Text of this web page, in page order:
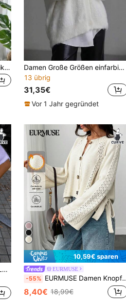
2025 Europäischer und amerikanischer Stil Frühling/Herbst/Winter Neue vielseitige lockere Kurzarm Strick Langarm Pullover Strickjacke Oberbekleidung für Frauen Herbst
Damen Große Größen einfarbiger Cardigan mit Drop-Shoulder, langen Ärmeln und einreihiger Knopfleiste, eleganter & schicker Kunstfell Pullover, Weiß Herbst
13 übrig
31,35€
Vor 1 Jahr gegründet
10,59€ sparen
EURMUSE
-55% EURMUSE Damen Knopfverschluss Ausschnitt Schleife Detail Frühling Cute Cardigan
8,40€ 18,99€